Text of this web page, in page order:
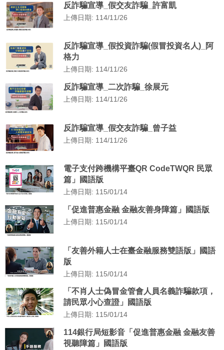
反詐騙宣導_假交友詐騙_許富凱
上傳日期: 114/11/26
反詐騙宣導_假投資詐騙(假冒投資名人)_阿
格力
上傳日期: 114/11/26
反詐騙宣導_二次詐騙_徐展元
上傳日期: 114/11/26
反詐騙宣導_假交友詐騙_曾子益
上傳日期: 114/11/26
電子支付跨機構平臺QR CodeTWQR 民眾
篇」國語版
上傳日期: 115/01/14
「促進普惠金融 金融友善身障篇」國語版
上傳日期: 115/01/14
「友善外籍人士在臺金融服務雙語版」國語
版
上傳日期: 115/01/14
「不肖人士偽冒金管會人員名義詐騙款項，
請民眾小心查證」國語版
上傳日期: 115/01/14
114銀行局短影音「促進普惠金融 金融友善
視聽障篇」國語版